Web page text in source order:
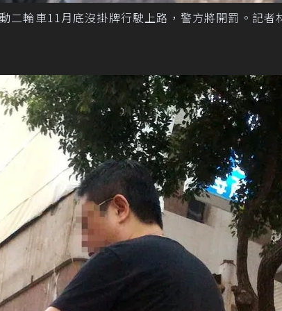
二輪車11月底沒掛牌行駛上路，警方將開罰。記者